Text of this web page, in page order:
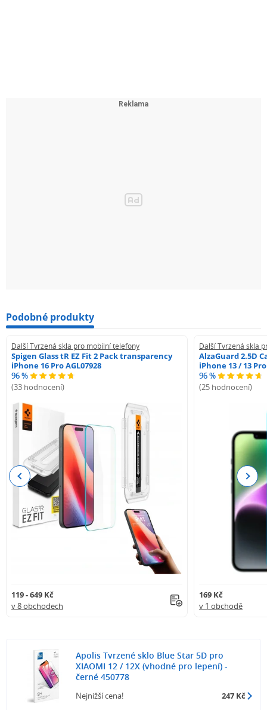
Podobné produkty
Další Tvrzená skla pro mobilní telefony
Spigen Glass tR EZ Fit 2 Pack transparency
iPhone 16 Pro AGL07928
96 %
(33 hodnocení)
119 - 649 Kč
v 8 obchodech
Další Tvrzená skla
AlzaGuard 2.5D
iPhone 13 / 13 Pro
96 %
(25 hodnocení)
169 Kč
v 1 obchodě
Previous Next
Apolis Tvrzené sklo Blue Star 5D pro
XIAOMI 12 / 12X (vhodné pro lepení) -
černé 450778
Nejnižší cena! 247 Kč